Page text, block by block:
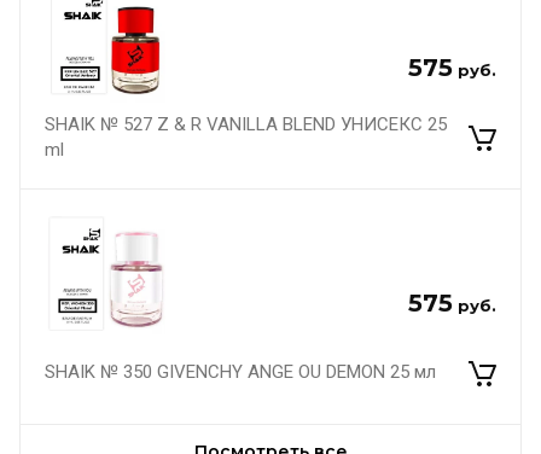
575 руб.
SHAIK № 527 Z & R VANILLA BLEND УНИСЕКС 25
ml
575 руб.
SHAIK № 350 GIVENCHY ANGE OU DEMON 25 мл